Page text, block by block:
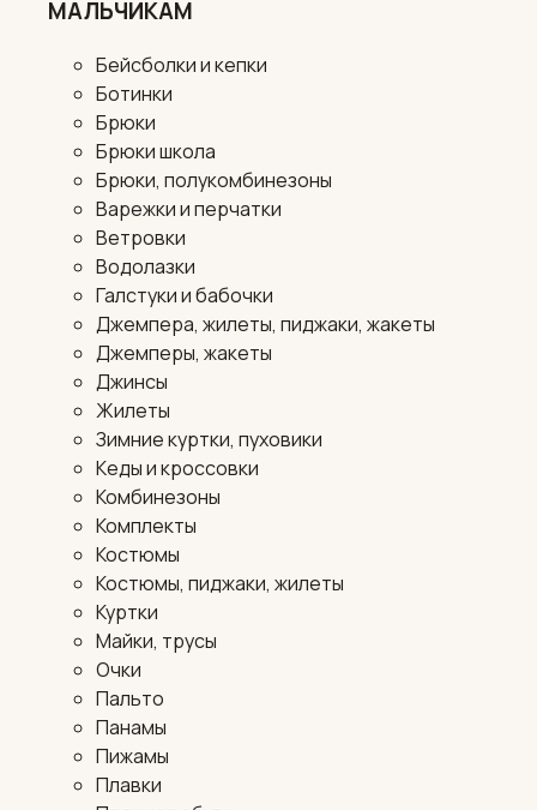
МАЛЬЧИКАМ
Бейсболки и кепки
Ботинки
Брюки
Брюки школа
Брюки, полукомбинезоны
Варежки и перчатки
Ветровки
Водолазки
Галстуки и бабочки
Джемпера, жилеты, пиджаки, жакеты
Джемперы, жакеты
Джинсы
Жилеты
Зимние куртки, пуховики
Кеды и кроссовки
Комбинезоны
Комплекты
Костюмы
Костюмы, пиджаки, жилеты
Куртки
Майки, трусы
Очки
Пальто
Панамы
Пижамы
Плавки